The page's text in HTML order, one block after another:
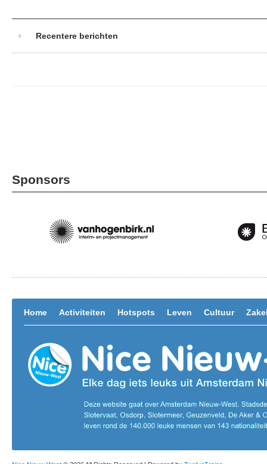
Recentere berichten
Sponsors
Home Activiteiten Hotspots Leven Cultuur